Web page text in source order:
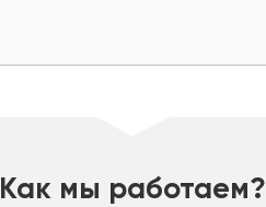
Как мы работаем?